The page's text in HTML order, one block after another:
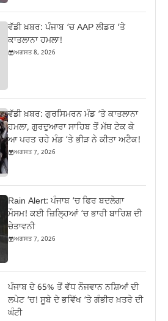
ਵੱਡੀ ਖ਼ਬਰ: ਪੰਜਾਬ ‘ਚ AAP ਲੀਡਰ ‘ਤੇ
ਕਾਤਲਾਨਾ ਹਮਲਾ!
ਅਗਸਤ 8, 2026
ਵੱਡੀ ਖ਼ਬਰ: ਗੁਰਸਿਮਰਨ ਮੰਡ ‘ਤੇ ਕਾਤਲਾਨਾ
ਹਮਲਾ, ਗੁਰਦੁਆਰਾ ਸਾਹਿਬ ਤੋਂ ਮੱਥ ਟੇਕ ਕੇ
ਆ ਪਰਤ ਰਹੇ ਮੰਡ ‘ਤੇ ਭੀੜ ਨੇ ਕੀਤਾ ਅਟੈਕ!
ਅਗਸਤ 7, 2026
Rain Alert: ਪੰਜਾਬ ‘ਚ ਫਿਰ ਬਦਲੇਗਾ
ਮੌਸਮ! ਕਈ ਜ਼ਿਲ੍ਹਿਆਂ ‘ਚ ਭਾਰੀ ਬਾਰਿਸ਼ ਦੀ
ਚੇਤਾਵਨੀ
ਅਗਸਤ 7, 2026
ਪੰਜਾਬ ਦੇ 65% ਤੋਂ ਵੱਧ ਨੌਜਵਾਨ ਨਸ਼ਿਆਂ ਦੀ
ਲਪੇਟ ‘ਚ! ਸੂਬੇ ਦੇ ਭਵਿੱਖ ‘ਤੇ ਗੰਭੀਰ ਖ਼ਤਰੇ ਦੀ
ਘੰਟੀ